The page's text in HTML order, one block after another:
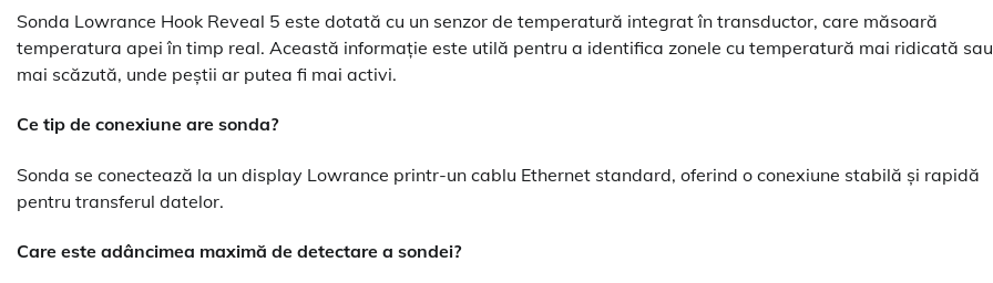
Sonda Lowrance Hook Reveal 5 este dotată cu un senzor de temperatură integrat în transductor, care măsoară
temperatura apei în timp real. Această informație este utilă pentru a identifica zonele cu temperatură mai ridicată sau
mai scăzută, unde peștii ar putea fi mai activi.
Ce tip de conexiune are sonda?
Sonda se conectează la un display Lowrance printr-un cablu Ethernet standard, oferind o conexiune stabilă și rapidă
pentru transferul datelor.
Care este adâncimea maximă de detectare a sondei?